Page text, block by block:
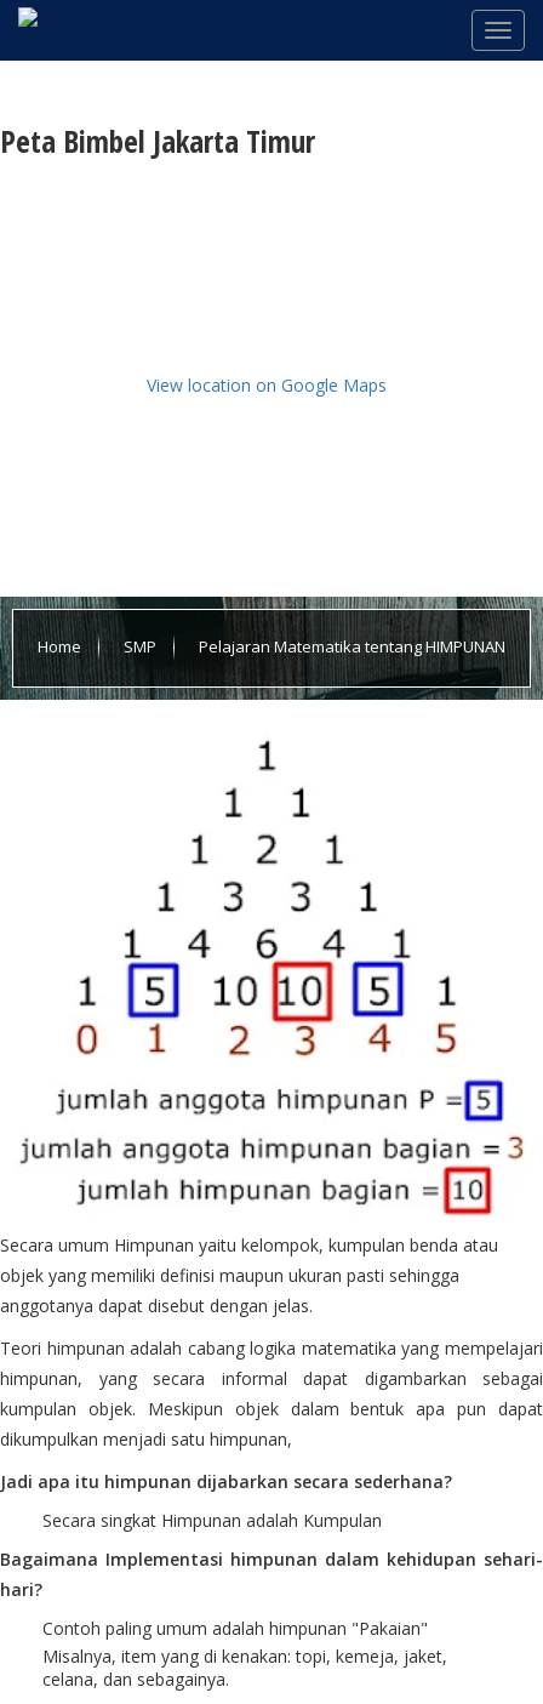
Peta Bimbel Jakarta Timur
View location on Google Maps
Home SMP Pelajaran Matematika tentang HIMPUNAN
Secara umum Himpunan yaitu kelompok, kumpulan benda atau
objek yang memiliki definisi maupun ukuran pasti sehingga
anggotanya dapat disebut dengan jelas.
Teori himpunan adalah cabang logika matematika yang mempelajari
himpunan, yang secara informal dapat digambarkan sebagai
kumpulan objek. Meskipun objek dalam bentuk apa pun dapat
dikumpulkan menjadi satu himpunan,
Jadi apa itu himpunan dijabarkan secara sederhana?
Secara singkat Himpunan adalah Kumpulan
Bagaimana Implementasi himpunan dalam kehidupan sehari-
hari?
Contoh paling umum adalah himpunan "Pakaian"
Misalnya, item yang di kenakan: topi, kemeja, jaket,
celana, dan sebagainya.